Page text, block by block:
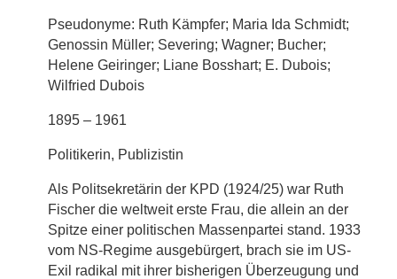
Pseudonyme: Ruth Kämpfer; Maria Ida Schmidt;
Genossin Müller; Severing; Wagner; Bucher;
Helene Geiringer; Liane Bosshart; E. Dubois;
Wilfried Dubois
1895 – 1961
Politikerin, Publizistin
Als Politsekretärin der KPD (1924/25) war Ruth
Fischer die weltweit erste Frau, die allein an der
Spitze einer politischen Massenpartei stand. 1933
vom NS-Regime ausgebürgert, brach sie im US-
Exil radikal mit ihrer bisherigen Überzeugung und